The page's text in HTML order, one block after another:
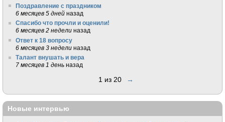
Поздравление с праздником
6 месяцев 5 дней назад
Спасибо что прочли и оценили!
6 месяцев 2 недели назад
Ответ к 18 вопросу
6 месяцев 3 недели назад
Талант внушать и вера
7 месяцев 1 день назад
1 из 20 →
Новые интервью